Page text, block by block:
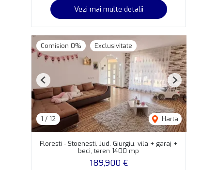
Vezi mai multe detalii
Comision 0% Exclusivitate
1 / 12 Harta
Previous Next
Floresti - Stoenesti, Jud. Giurgiu, vila + garaj +
beci, teren 1400 mp
189,900 €